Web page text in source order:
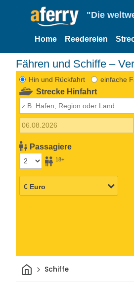
"Die
Home Reedereien
Fähren und Schiffe –
Hin und Rückfahrt einfache
Strecke Hinfahrt
Passagiere
18+
HeimSchiffe